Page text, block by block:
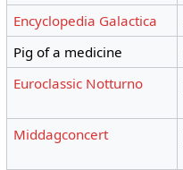
Encyclopedia Galactica
Pig of a medicine
Euroclassic Notturno
Middagconcert